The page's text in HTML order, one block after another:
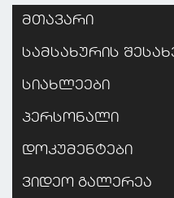
მთავარი
სამსახურის
სიახლეები
პერსონალი
დოკუმენტები
ვიდეო გალერეა